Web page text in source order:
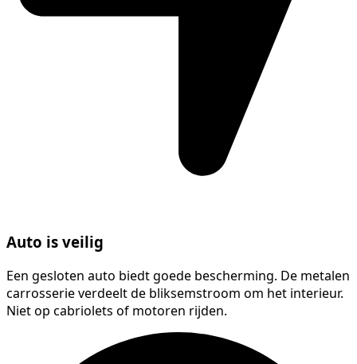
Auto is veilig
Een gesloten auto biedt goede bescherming. De metalen
carrosserie verdeelt de bliksemstroom om het interieur.
Niet op cabriolets of motoren rijden.